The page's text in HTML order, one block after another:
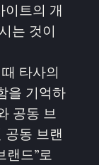
이트의 개
는 것이
타사의
을 기억하
공동 브
공동 브랜
랜드”로